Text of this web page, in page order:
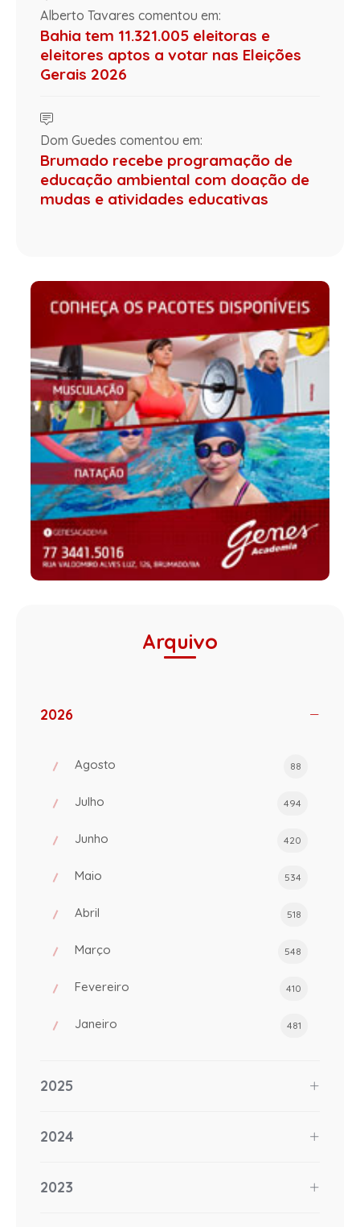
Alberto Tavares comentou em:
Bahia tem 11.321.005 eleitoras e
eleitores aptos a votar nas Eleições
Gerais 2026
Dom Guedes comentou em:
Brumado recebe programação de
educação ambiental com doação de
mudas e atividades educativas
Arquivo
2026
Agosto 88
Julho 494
Junho 420
Maio 534
Abril 518
Março 548
Fevereiro 410
Janeiro 481
2025
2024
2023